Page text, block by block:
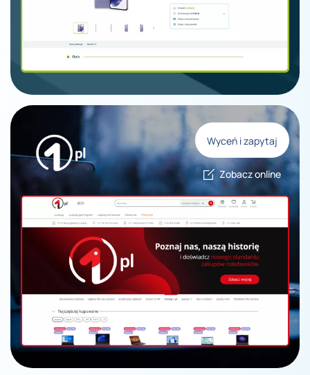
Wyceń i zapytaj
Zobacz online